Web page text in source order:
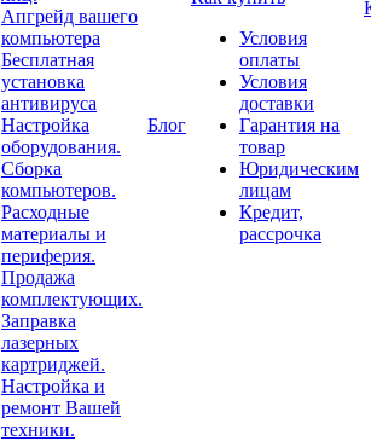
Апгрейд вашего
компьютера
Бесплатная
установка
антивируса
Настройка
оборудования.
Сборка
компьютеров.
Расходные
материалы и
периферия.
Продажа
комплектующих.
Заправка
лазерных
картриджей.
Настройка и
ремонт Вашей
техники.
Блог
Условия
оплаты
Условия
доставки
Гарантия на
товар
Юридическим
лицам
Кредит,
рассрочка